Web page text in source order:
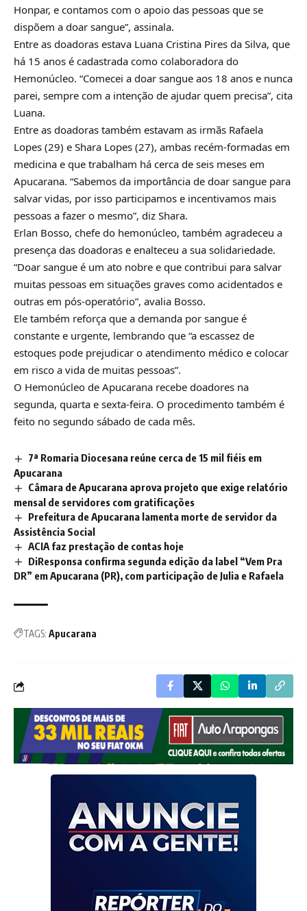
Honpar, e contamos com o apoio das pessoas que se
dispõem a doar sangue”, assinala.
Entre as doadoras estava Luana Cristina Pires da Silva, que
há 15 anos é cadastrada como colaboradora do
Hemonúcleo. “Comecei a doar sangue aos 18 anos e nunca
parei, sempre com a intenção de ajudar quem precisa”, cita
Luana.
Entre as doadoras também estavam as irmãs Rafaela
Lopes (29) e Shara Lopes (27), ambas recém-formadas em
medicina e que trabalham há cerca de seis meses em
Apucarana. “Sabemos da importância de doar sangue para
salvar vidas, por isso participamos e incentivamos mais
pessoas a fazer o mesmo”, diz Shara.
Erlan Bosso, chefe do hemonúcleo, também agradeceu a
presença das doadoras e enalteceu a sua solidariedade.
“Doar sangue é um ato nobre e que contribui para salvar
muitas pessoas em situações graves como acidentados e
outras em pós-operatório”, avalia Bosso.
Ele também reforça que a demanda por sangue é
constante e urgente, lembrando que “a escassez de
estoques pode prejudicar o atendimento médico e colocar
em risco a vida de muitas pessoas”.
O Hemonúcleo de Apucarana recebe doadores na
segunda, quarta e sexta-feira. O procedimento também é
feito no segundo sábado de cada mês.
7ª Romaria Diocesana reúne cerca de 15 mil fiéis em
Apucarana
Câmara de Apucarana aprova projeto que exige relatório
mensal de servidores com gratificações
Prefeitura de Apucarana lamenta morte de servidor da
Assistência Social
ACIA faz prestação de contas hoje
DiResponsa confirma segunda edição da label “Vem Pra
DR” em Apucarana (PR), com participação de Julia e Rafaela
TAGS: Apucarana